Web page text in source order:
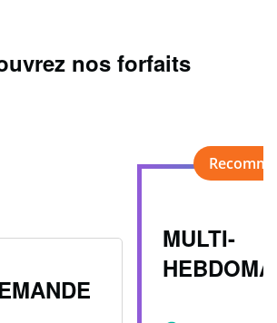
nos forfaits
MULTI-